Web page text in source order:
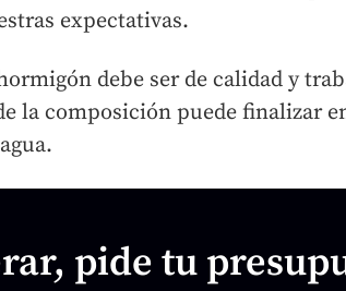
expectativas.
debe ser de calidad y
la composición puede finalizar
pide tu